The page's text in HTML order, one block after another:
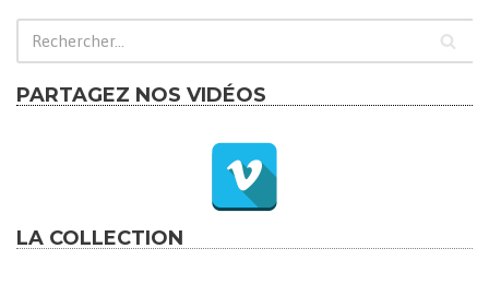
PARTAGEZ NOS VIDÉOS
LA COLLECTION